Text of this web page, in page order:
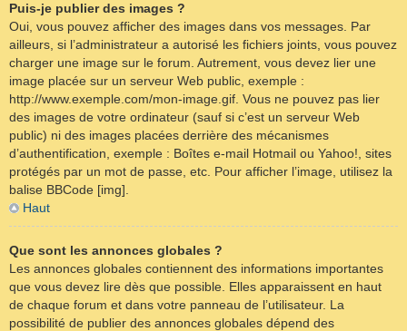
Puis-je publier des images ?
Oui, vous pouvez afficher des images dans vos messages. Par
ailleurs, si l’administrateur a autorisé les fichiers joints, vous pouvez
charger une image sur le forum. Autrement, vous devez lier une
image placée sur un serveur Web public, exemple :
http://www.exemple.com/mon-image.gif. Vous ne pouvez pas lier
des images de votre ordinateur (sauf si c’est un serveur Web
public) ni des images placées derrière des mécanismes
d’authentification, exemple : Boîtes e-mail Hotmail ou Yahoo!, sites
protégés par un mot de passe, etc. Pour afficher l’image, utilisez la
balise BBCode [img].
Haut
Que sont les annonces globales ?
Les annonces globales contiennent des informations importantes
que vous devez lire dès que possible. Elles apparaissent en haut
de chaque forum et dans votre panneau de l’utilisateur. La
possibilité de publier des annonces globales dépend des